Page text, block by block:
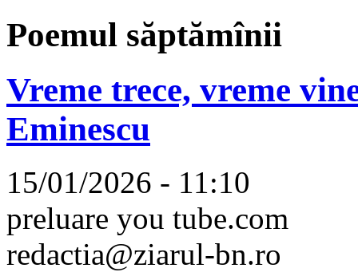
Poemul săptămînii
Vreme trece, vreme
Eminescu
15/01/2026 - 11:10
preluare you tube.com
redactia@ziarul-bn.ro